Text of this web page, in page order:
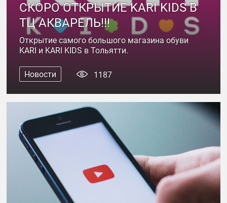
СКОРО ОТКРЫТИЕ KARI KIDS В
ТЦ АКВАРЕЛЬ!!!
Открытие самого большого магазина обуви
KARI и KARI KIDS в Тольятти.
Новости 1187